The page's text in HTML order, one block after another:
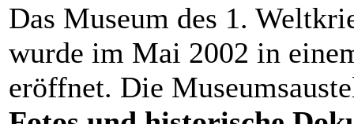
Das Museum des 1.
wurde im Mai 2002 in
eröffnet. Die